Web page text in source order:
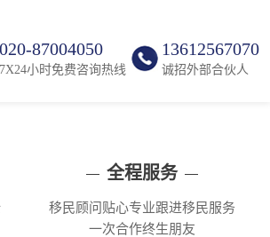
020-87004050
7X24小时免费咨询热线
13612567070
诚招外部合伙人
全程服务
移民顾问贴心专业跟进移民服务
一次合作终生朋友